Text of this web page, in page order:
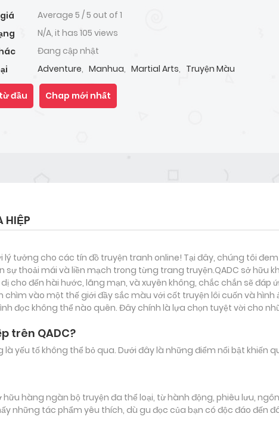
Average 5 /5 out of 1
N/A, it has 105 views
Đang cập nhật
Adventure, Manhua, Martial Arts, Truyện Màu
đầu Chap mới nhất
HIỆP
lý tưởng cho các tín đồ truyện tranh online! Tại đây, chúng tôi
thoải mái và liền mạch trong từng trang truyện.QADC sở hữu
cho đến hài hước, lãng mạn, và xuyên không, chắc chắn sẽ đáp
chìm vào một thế giới đầy sắc màu với cốt truyện lôi cuốn và
đọc không thể nào quên. Đây chính là lựa chọn tuyệt vời cho
trên QADC?
là yếu tố không thể bỏ qua. Dưới đây là những điểm nổi bật
hàng ngàn bộ truyện đa thể loại, từ hành động, phiêu lưu,
những tác phẩm yêu thích, dù gu đọc của bạn có độc đáo đến